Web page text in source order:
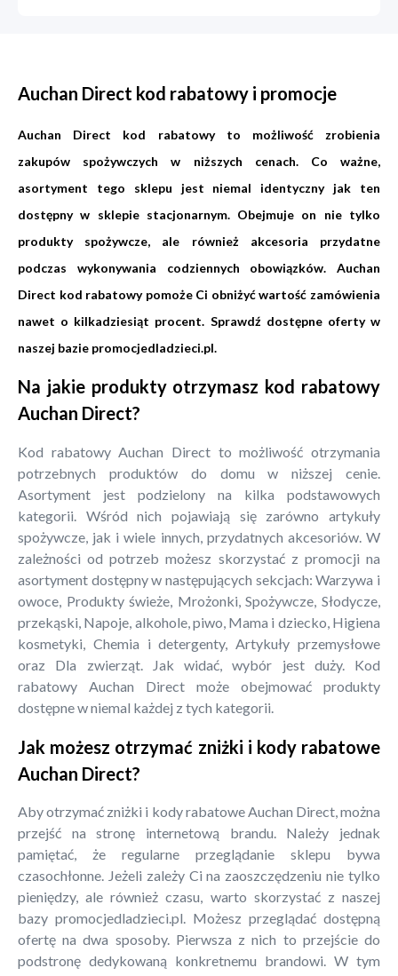
Auchan Direct kod rabatowy i promocje
Auchan Direct kod rabatowy to możliwość zrobienia
zakupów spożywczych w niższych cenach. Co ważne,
asortyment tego sklepu jest niemal identyczny jak ten
dostępny w sklepie stacjonarnym. Obejmuje on nie tylko
produkty spożywcze, ale również akcesoria przydatne
podczas wykonywania codziennych obowiązków. Auchan
Direct kod rabatowy pomoże Ci obniżyć wartość zamówienia
nawet o kilkadziesiąt procent. Sprawdź dostępne oferty w
naszej bazie promocjedladzieci.pl.
Na jakie produkty otrzymasz kod rabatowy
Auchan Direct?
Kod rabatowy Auchan Direct to możliwość otrzymania
potrzebnych produktów do domu w niższej cenie.
Asortyment jest podzielony na kilka podstawowych
kategorii. Wśród nich pojawiają się zarówno artykuły
spożywcze, jak i wiele innych, przydatnych akcesoriów. W
zależności od potrzeb możesz skorzystać z promocji na
asortyment dostępny w następujących sekcjach: Warzywa i
owoce, Produkty świeże, Mrożonki, Spożywcze, Słodycze,
przekąski, Napoje, alkohole, piwo, Mama i dziecko, Higiena
kosmetyki, Chemia i detergenty, Artykuły przemysłowe
oraz Dla zwierząt. Jak widać, wybór jest duży. Kod
rabatowy Auchan Direct może obejmować produkty
dostępne w niemal każdej z tych kategorii.
Jak możesz otrzymać zniżki i kody rabatowe
Auchan Direct?
Aby otrzymać zniżki i kody rabatowe Auchan Direct, można
przejść na stronę internetową brandu. Należy jednak
pamiętać, że regularne przeglądanie sklepu bywa
czasochłonne. Jeżeli zależy Ci na zaoszczędzeniu nie tylko
pieniędzy, ale również czasu, warto skorzystać z naszej
bazy promocjedladzieci.pl. Możesz przeglądać dostępną
ofertę na dwa sposoby. Pierwsza z nich to przejście do
podstronę dedykowaną konkretnemu brandowi. W tym